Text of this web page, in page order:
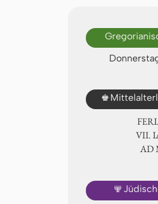
♚
Ⅶ.
🕎